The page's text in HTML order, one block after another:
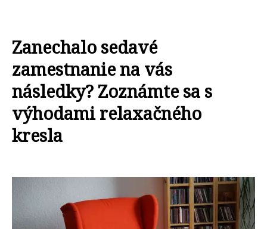
Zanechalo sedavé
zamestnanie na vás
následky? Zoznámte sa s
výhodami relaxačného
kresla